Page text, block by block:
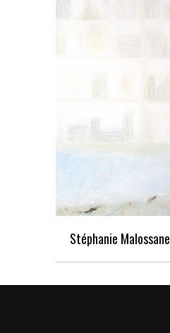
Stéphanie Malossane